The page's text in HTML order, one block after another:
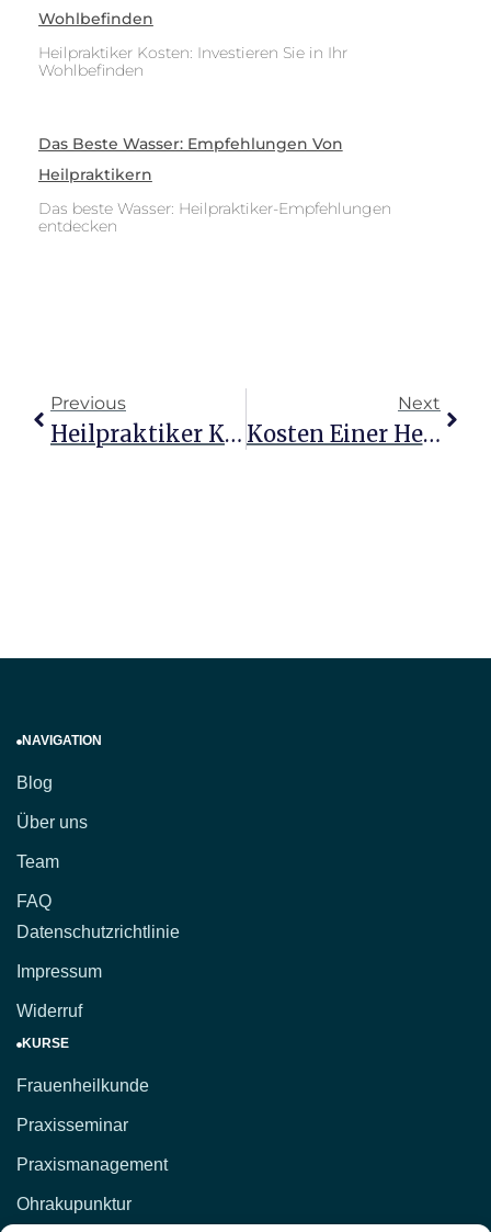
Wohlbefinden
Heilpraktiker Kosten: Investieren Sie in Ihr
Wohlbefinden
Das Beste Wasser: Empfehlungen Von
Heilpraktikern
Das beste Wasser: Heilpraktiker-Empfehlungen
entdecken
Previous
Heilpraktiker Kosten Pro Stunde Verstehen Und Nutzen
Next
Kosten Einer Heilpraktiker-Sitzung Verstehen Und Nutzen
NAVIGATION
Blog
Über uns
Team
FAQ
Datenschutzrichtlinie
Impressum
Widerruf
KURSE
Frauenheilkunde
Praxisseminar
Praxismanagement
Ohrakupunktur